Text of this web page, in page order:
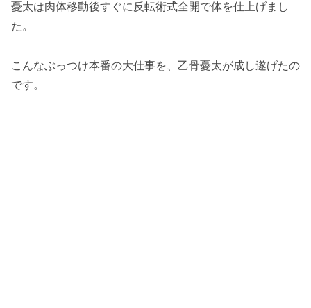
憂太は肉体移動後すぐに反転術式全開で体を仕上げまし
た。
こんなぶっつけ本番の大仕事を、乙骨憂太が成し遂げたの
です。